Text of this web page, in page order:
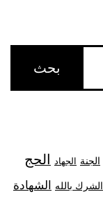
الجنة الجهاد الحج
الشرك بالله الشهادة